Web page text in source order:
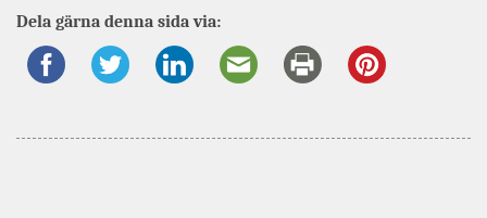
om
Dela gärna denna sida via: